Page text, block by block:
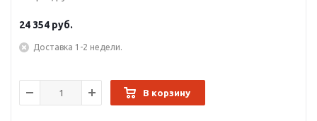
24 354 руб.
Доставка 1-2 недели.
В корзину